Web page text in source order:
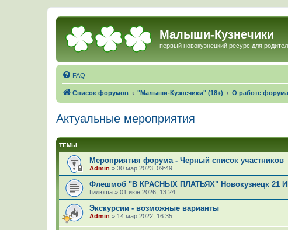
Малыши-Кузнечики
первый новокузнецкий ресурс для
FAQ
Список форумов "Малыши-Кузнечики" (18+) О работе
Актуальные мероприятия
ТЕМЫ
Мероприятия форума - Черный список участников
Admin » 30 мар 2023, 09:49
Флешмоб "В КРАСНЫХ ПЛАТЬЯХ" Новокузнецк 21
Гилюша » 01 июн 2026, 13:24
Экскурсии - возможные варианты
Admin » 14 мар 2022, 16:35